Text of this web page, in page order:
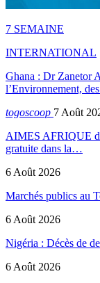
7 SEMAINE
INTERNATIONAL
Ghana : Dr Zanetor
l’Environnement,
togoscoop 7 Août
AIMES AFRIQUE
gratuite dans la…
6 Août 2026
Marchés publics au
6 Août 2026
Nigéria : Décès de
6 Août 2026